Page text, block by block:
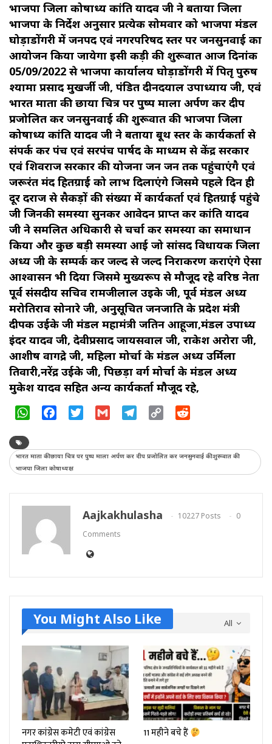
भाजपा जिला कोषाध्यक्ष कांति यादव जी ने बताया जिला
भाजपा के निर्देश अनुसार प्रत्येक सोमवार को भाजपा मंडल
घोड़ाडोंगरी में जनपद एवं नगरपरिषद स्तर पर जनसुनवाई का
आयोजन किया जायेगा इसी कड़ी की शुरूवात आज दिनांक
05/09/2022 से भाजपा कार्यालय घोड़ाडोंगरी में पितृ पुरुष
श्यामा प्रसाद मुखर्जी जी, पंडित दीनदयाल उपाध्याय जी, एवं
भारत माता की छाया चित्र पर पुष्प माला अर्पण कर दीप
प्रजोलित कर जनसुनवाई की शुरूवात की भाजपा जिला
कोषाध्यक्ष कांति यादव जी ने बताया बूथ स्तर के कार्यकर्ता से
संपर्क कर पंच एवं सरपंच पार्षद के माध्यम से केंद्र सरकार
एवं शिवराज सरकार की योजना जन जन तक पहुंचाएंगै एवं
जरूरंत मंद हितग्राई को लाभ दिलाएंगे जिसमे पहले दिन ही
दूर दराज से सैकड़ों की संख्या में कार्यकर्ता एवं हितग्राई पहुंचे
जी जिनकी समस्या सुनकर आवेदन प्राप्त कर कांति यादव
जी ने समलित अधिकारी से चर्चा कर समस्या का समाधान
किया और कुछ बड़ी समस्या आई जो सांसद विधायक जिला
अध्यक्ष जी के सम्पर्क कर जल्द से जल्द निराकरण कराएंगे ऐसा
आश्वासन भी दिया जिसमे मुख्यरूप से मौजूद रहे वरिष्ठ नेता
पूर्व संसदीय सचिव रामजीलाल उइके जी, पूर्व मंडल अध्यक्ष
मरोतिराव सोनारे जी, अनुसूचित जनजाति के प्रदेश मंत्री
दीपक उईके जी मंडल महामंत्री जतिन आहूजा,मंडल उपाध्यक्ष
इंदर यादव जी, देवीप्रसाद जायसवाल जी, राकेश अरोरा जी,
आशीष वागद्रे जी, महिला मोर्चा के मंडल अध्यक्ष उर्मिला
तिवारी,नरेंद्र उईके जी, पिछड़ा वर्ग मोर्चा के मंडल अध्यक्ष
मुकेश यादव सहित अन्य कार्यकर्ता मौजूद रहे,
WhatsAppFacebookTwitter Gmail Telegram
Copy
भारत माता की छाया चित्र पर पुष्प माला अर्पण कर दीप प्रजोलित कर जनसुनवाई की शुरूवात की
भाजपा जिला कोषाध्यक्ष
Aajkakhulasha 10227 Posts
0
Comments
All
You Might Also Like
नगर कांग्रेस कमेटी एवं कांग्रेस
11 महीने बचे हैं